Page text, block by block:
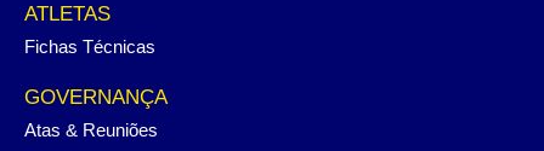
ATLETAS
Fichas Técnicas
GOVERNANÇA
Atas & Reuniões